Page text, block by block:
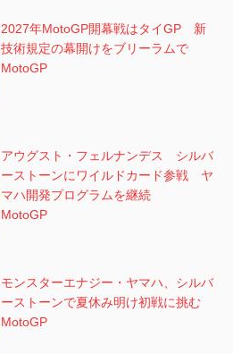
2027年MotoGP開幕戦はタイGP 新
技術規定の幕開けをブリーラムで
MotoGP
アウグスト・フェルナンデス シルバ
ーストーンにワイルドカード参戦 ヤ
マハ開発プログラムを継続
MotoGP
モンスターエナジー・ヤマハ、シルバ
ーストーンで夏休み明け初戦に挑む
MotoGP